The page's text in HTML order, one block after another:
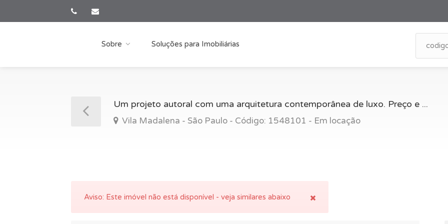
Sobre Soluções para Imobiliárias
Um projeto autoral com uma arquitetura contemporânea de luxo. Preço e ...
Vila Madalena - São Paulo - Código: 1548101 - Em locação
Aviso: Este imóvel não está disponível - veja similares abaixo